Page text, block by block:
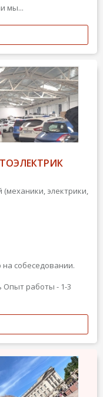
мы...
электрики,
собеседовании.
Опыт работы - 1-3